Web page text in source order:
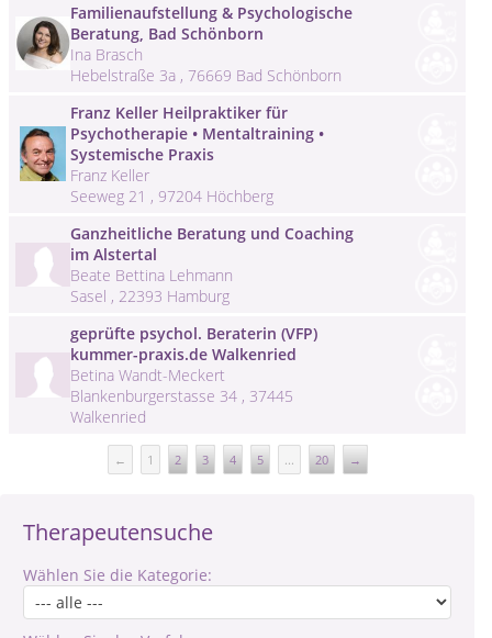
Therapeutensuche
Wählen Sie die Kategorie:
Familienaufstellung & Psychologische
Beratung, Bad Schönborn
Ina Brasch
Hebelstraße 3a , 76669 Bad Schönborn
Franz Keller Heilpraktiker für
Psychotherapie • Mentaltraining •
Systemische Praxis
Franz Keller
Seeweg 21 , 97204 Höchberg
Ganzheitliche Beratung und Coaching
im Alstertal
Beate Bettina Lehmann
Sasel , 22393 Hamburg
geprüfte psychol. Beraterin (VFP)
kummer-praxis.de Walkenried
Betina Wandt-Meckert
Blankenburgerstasse 34 , 37445
Walkenried
← 1 2 3 4 5 ... 20 →